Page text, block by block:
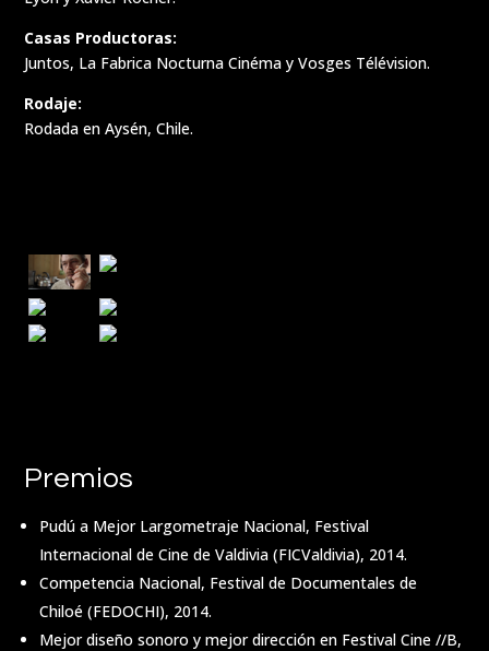
Casas Productoras:
Juntos, La Fabrica Nocturna Cinéma y Vosges Télévision.
Rodaje:
Rodada en Aysén, Chile.
Premios
Pudú a Mejor Largometraje Nacional, Festival
Internacional de Cine de Valdivia (FICValdivia), 2014.
Competencia Nacional, Festival de Documentales de
Chiloé (FEDOCHI), 2014.
Mejor diseño sonoro y mejor dirección en Festival Cine //B,